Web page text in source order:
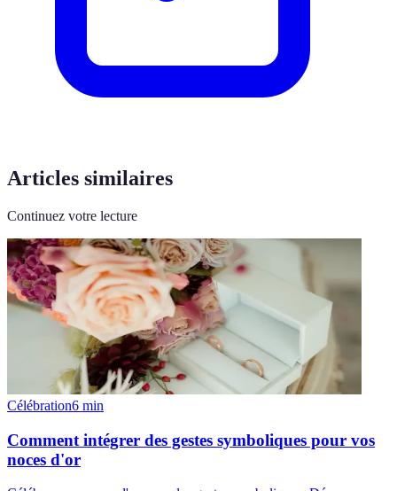
Articles similaires
Continuez votre lecture
Célébration6 min
Comment intégrer des gestes symboliques pour vos
noces d'or